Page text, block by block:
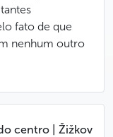
fato de que
nenhum outro
centro | Žižkov